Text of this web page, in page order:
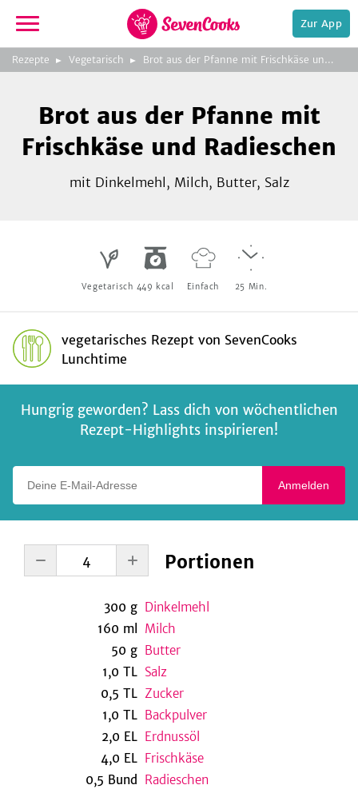
zur
Startseite
Zur App
Rezepte Vegetarisch Brot aus der Pfanne mit Frischkäse und Radieschen
Foto:SevenCooks
zeigen
Foto:SevenCooks
Bild
3
zeigen
Foto:SevenCooks
Brot aus der Pfanne mit
Frischkäse und Radieschen
mit Dinkelmehl, Milch, Butter, Salz
Vegetarisch 449 kcal Einfach 25 Min.
vegetarisches Rezept von SevenCooks
Lunchtime
Hungrig geworden? Lass dich von wöchentlichen
Rezept-Highlights inspirieren!
Anmelden
Portionen
300 g Dinkelmehl
160 ml
Milch
50 g Butter
1,0 TL Salz
0,5 TL Zucker
1,0 TL Backpulver
2,0 EL Erdnussöl
4,0 EL Frischkäse
0,5 Bund
Radieschen